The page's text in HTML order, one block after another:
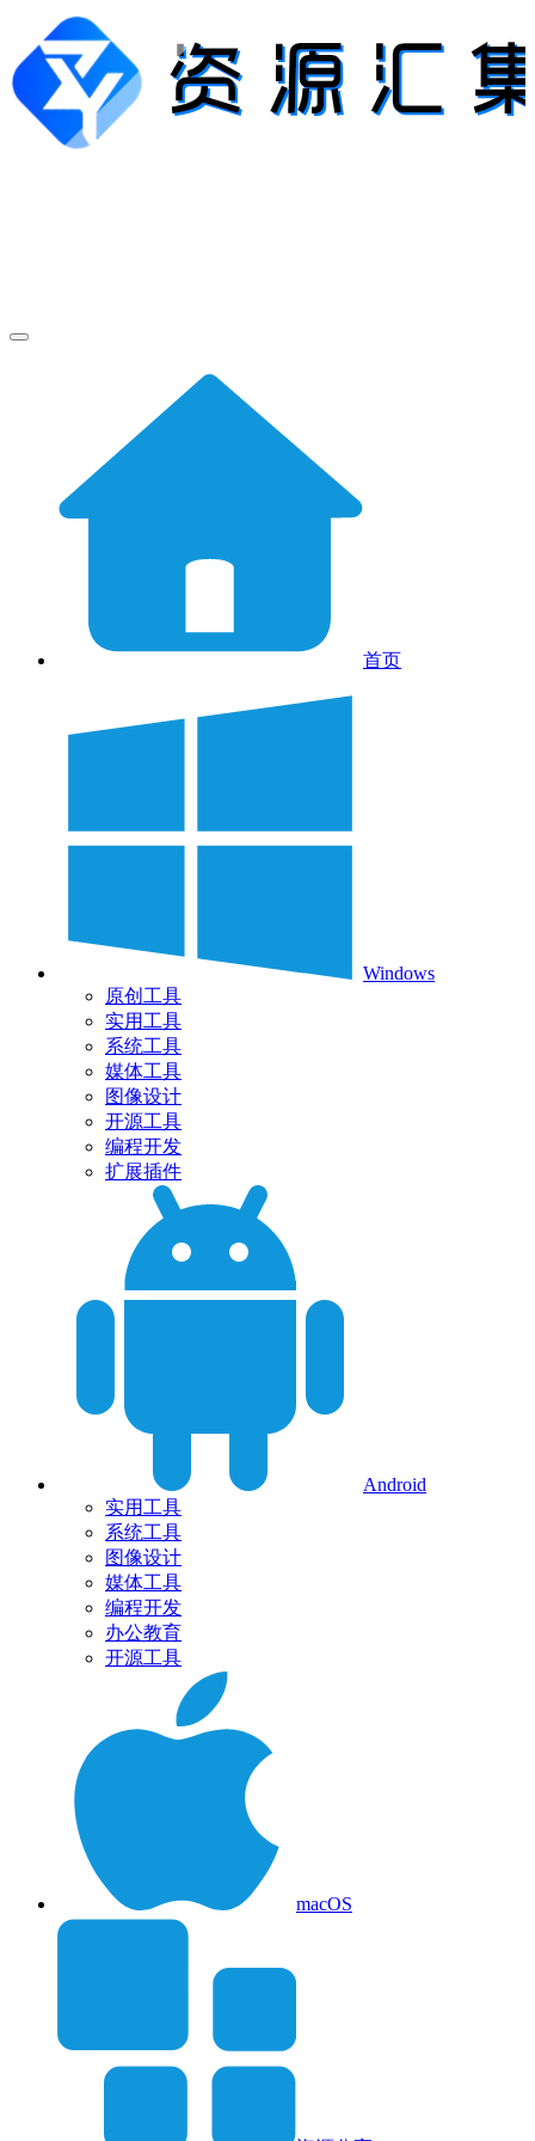
首页
Windows
原创工具
实用工具
系统工具
媒体工具
图像设计
开源工具
编程开发
扩展插件
Android
实用工具
系统工具
图像设计
媒体工具
编程开发
办公教育
开源工具
macOS